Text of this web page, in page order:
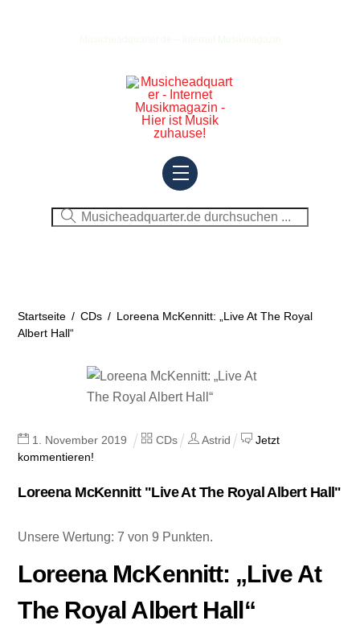
Menu
Startseite / CDs / Loreena McKennitt: „Live At The Royal
Albert Hall“
1 November 2019 CDs Astrid
Jetzt
kommentieren!
Loreena McKennitt "Live At The Royal Albert Hall"
Unsere Wertung: 7 von 9 Punkten.
Loreena McKennitt: „Live At
The Royal Albert Hall“